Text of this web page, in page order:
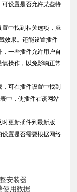
可设置是否允许某些特
置中找到相关选项，添
效果。还能设置插件
一些插件允许用户自
操作，以免影响正常
可在插件设置中找到
中，使插件在该网站
时更新插件到最新版
设置是否需要根据网络
安装器
使用数据